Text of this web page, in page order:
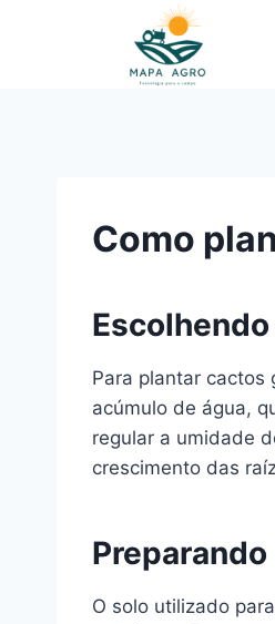
Como
Para plantar cactos
acúmulo de água,
regular a umidade
crescimento das
O solo utilizado